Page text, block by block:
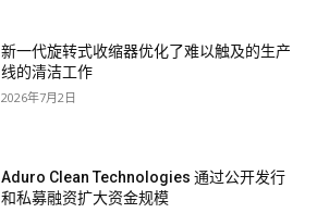
新一代旋转式收缩器优化了难以触及的生产
线的清洁工作
2026年7月2日
Aduro Clean Technologies 通过公开发行
和私募融资扩大资金规模